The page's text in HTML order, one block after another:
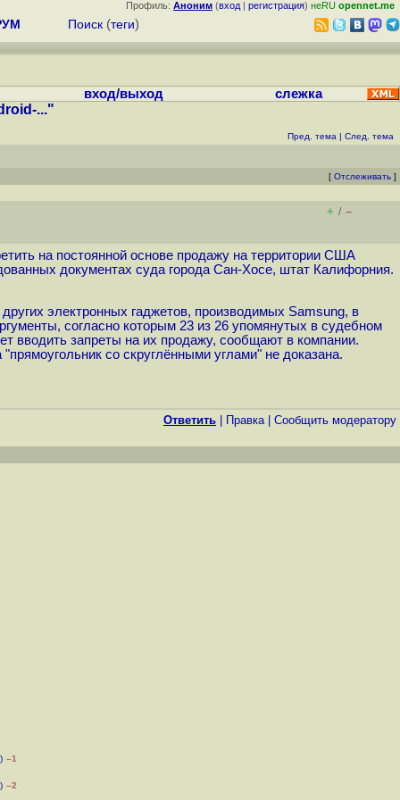
Профиль: Аноним (вход | регистрация) неRU opennet.me
Поиск (теги)
вход/выход слежка
..."
Пред. тема | След. тема
[ Отслеживать ]
+ / –
на постоянной основе продажу на территории США
документах суда города Сан-Хосе, штат Калифорния.
электронных гаджетов, производимых Samsung, в
согласно которым 23 из 26 упомянутых в судебном
вводить запреты на их продажу, сообщают в компании.
со скруглёнными углами" не доказана.
Ответить Правка| Cообщить модератору
) –1
) –2